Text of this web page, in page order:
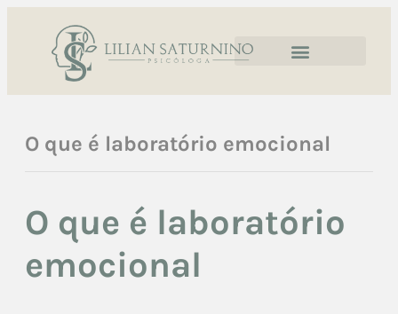
O que é laboratório emocional
O que é laboratório
emocional